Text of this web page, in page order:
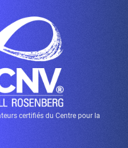
certifiés du Centre pour la